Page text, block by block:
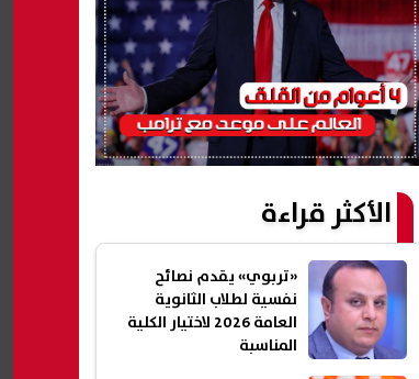
الأكثر قراءة
«تربوي» يقدم نصائح
نفسية لطلاب الثانوية
العامة 2026 لاختيار الكلية
المناسبة